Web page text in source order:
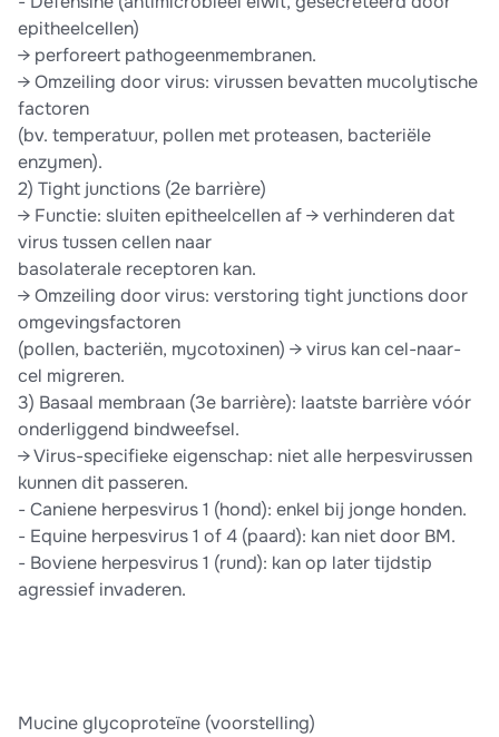
epitheelcellen)
→ perforeert pathogeenmembranen.
→ Omzeiling door virus: virussen bevatten mucolytische
factoren
(bv. temperatuur, pollen met proteasen, bacteriële
enzymen).
2) Tight junctions (2e barrière)
→ Functie: sluiten epitheelcellen af → verhinderen dat
virus tussen cellen naar
basolaterale receptoren kan.
→ Omzeiling door virus: verstoring tight junctions door
omgevingsfactoren
(pollen, bacteriën, mycotoxinen) → virus kan cel-naar-
cel migreren.
3) Basaal membraan (3e barrière): laatste barrière vóór
onderliggend bindweefsel.
→ Virus-specifieke eigenschap: niet alle herpesvirussen
kunnen dit passeren.
- Caniene herpesvirus 1 (hond): enkel bij jonge honden.
- Equine herpesvirus 1 of 4 (paard): kan niet door BM.
- Boviene herpesvirus 1 (rund): kan op later tijdstip
agressief invaderen.
Mucine glycoproteïne (voorstelling)